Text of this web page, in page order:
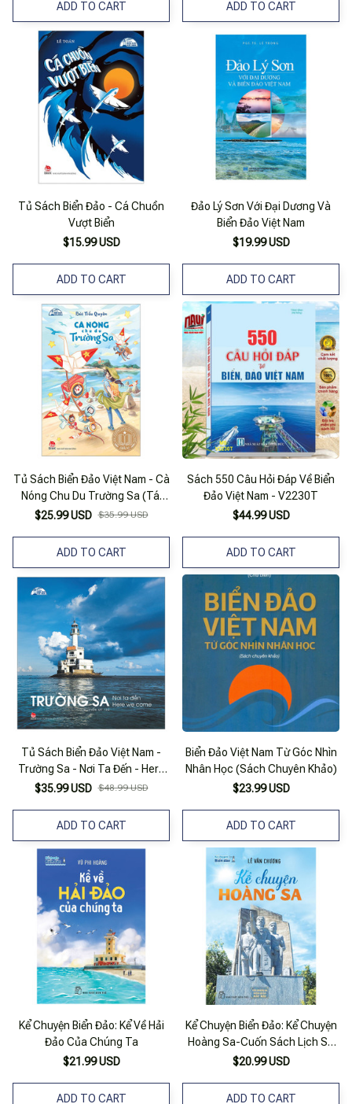
ADD TO CART ADD TO CART
Tủ Sách Biển Đảo - Cá Chuồn
Vượt Biển
$15.99 USD
ADD TO CART
Đảo Lý Sơn Với Đại Dương Và
Biển Đảo Việt Nam
$19.99 USD
ADD TO CART
Tủ Sách Biển Đảo Việt Nam - Cà
Nóng Chu Du Trường Sa (Tái
Bản 2024)
$25.99 USD $35.99 USD
ADD TO CART
Sách 550 Câu Hỏi Đáp Về Biển
Đảo Việt Nam - V2230T
$44.99 USD
ADD TO CART
Tủ Sách Biển Đảo Việt Nam -
Trường Sa - Nơi Ta Đến - Here
Were Come (Tái Bản 2024)
$35.99 USD $48.99 USD
ADD TO CART
Biển Đảo Việt Nam Từ Góc Nhìn
Nhân Học (Sách Chuyên Khảo)
$23.99 USD
ADD TO CART
Kể Chuyện Biển Đảo: Kể Về Hải
Đảo Của Chúng Ta
$21.99 USD
ADD TO CART
Kể Chuyện Biển Đảo: Kể Chuyện
Hoàng Sa-Cuốn Sách Lịch Sử
Văn Hóa Việt Nam
$20.99 USD
ADD TO CART